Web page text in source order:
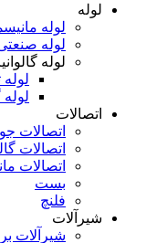
لوله
لوله
لوله
لوله
لوله
اتصالات
اتصالات
اتصالات
اتصالات
بست
فلنچ
شیرآلات
شیرآلات